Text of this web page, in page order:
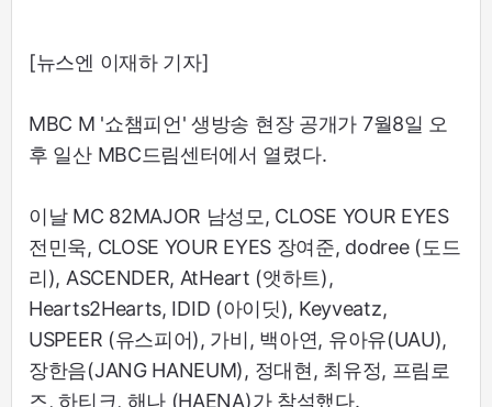
[뉴스엔 이재하 기자]
MBC M '쇼챔피언' 생방송 현장 공개가 7월8일 오
후 일산 MBC드림센터에서 열렸다.
이날 MC 82MAJOR 남성모, CLOSE YOUR EYES
전민욱, CLOSE YOUR EYES 장여준, dodree (도드
리), ASCENDER, AtHeart (앳하트),
Hearts2Hearts, IDID (아이딧), Keyveatz,
USPEER (유스피어), 가비, 백아연, 유아유(UAU),
장한음(JANG HANEUM), 정대현, 최유정, 프림로
즈, 하티크, 해나 (HAENA)가 참석했다.